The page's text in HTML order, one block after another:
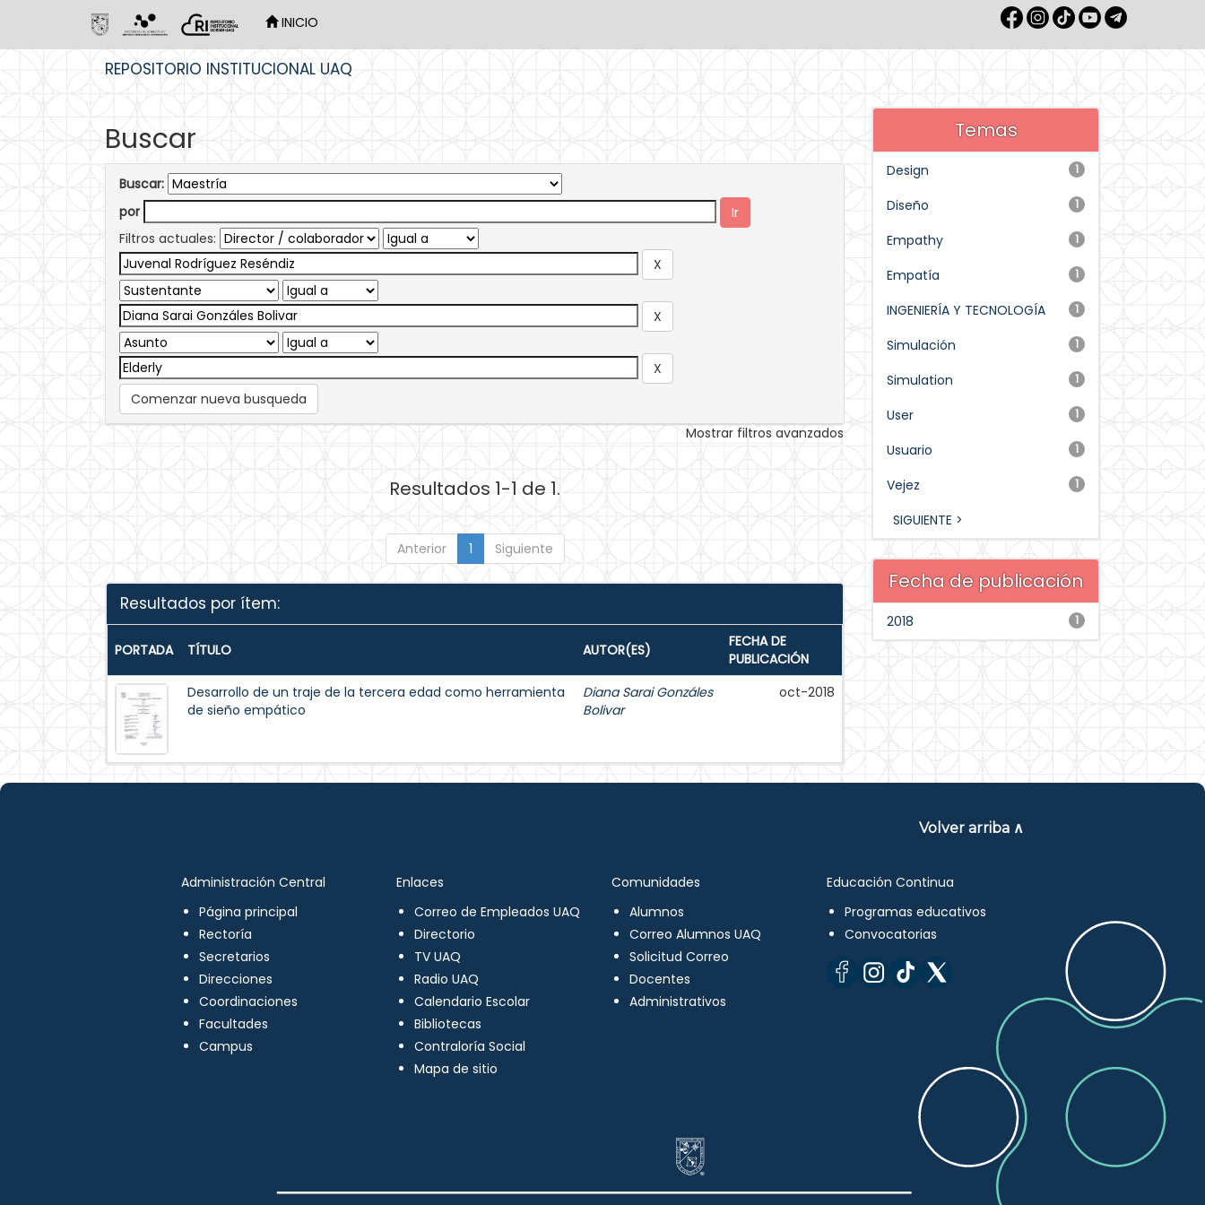
INICIO
REPOSITORIO INSTITUCIONAL UAQ
Buscar
Buscar:
por
Filtros actuales:
Comenzar nueva busqueda
Mostrar filtros avanzados
Resultados 1-1 de 1.
Anterior 1 Siguiente
Resultados por ítem:
PORTADA TÍTULO AUTOR(ES)
FECHA DE
PUBLICACIÓN
Desarrollo de un traje de la tercera edad como herramienta
de sieño empático
Diana Sarai Gonzáles
Bolivar
oct-2018
Temas
1
Design
1
Diseño
1
Empathy
1
Empatía
1
INGENIERÍA Y TECNOLOGÍA
1
Simulación
1
Simulation
1
User
1
Usuario
1
Vejez
SIGUIENTE >
Fecha de publicación
1
2018
Volver arriba ∧
Administración Central
Página principal
Rectoría
Secretarios
Direcciones
Coordinaciones
Facultades
Campus
Enlaces
Correo de Empleados UAQ
Directorio
TV UAQ
Radio UAQ
Calendario Escolar
Bibliotecas
Contraloría Social
Mapa de sitio
Comunidades
Alumnos
Correo Alumnos UAQ
Solicitud Correo
Docentes
Administrativos
Educación Continua
Programas educativos
Convocatorias